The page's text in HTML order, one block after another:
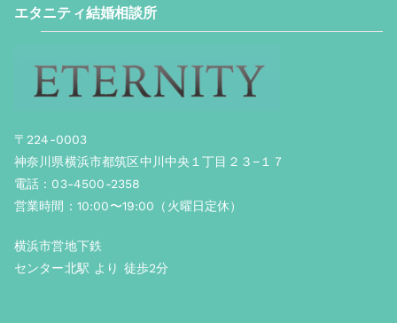
エタニティ結婚相談所
〒224-0003
神奈川県横浜市都筑区中川中央１丁目２３−１７
電話：03-4500-2358
営業時間：10:00〜19:00（火曜日定休）
横浜市営地下鉄
センター北駅 より 徒歩2分